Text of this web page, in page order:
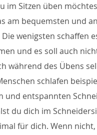
im Sitzen üben
am bequemsten und
wenigsten schaffen
und es soll auch
während des Übens
schlafen
und entspannten
du dich im
für dich. Wenn nicht,